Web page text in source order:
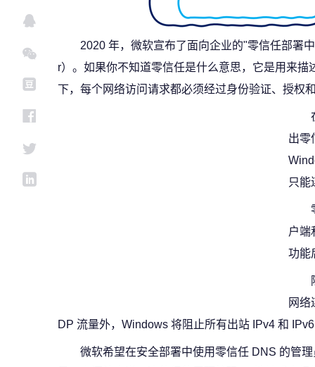
2020 年，微软宣布了面向企业的"零信任部署
r）。如果你不知道零信任是什么意思，它是用来
下，每个网络访问请求都必须经过身份验证、授权
出零
只能
户端
功能
网
DP 流量外，Windows 将阻止所有出站 IPv4 和
微软希望在安全部署中使用零信任 DNS 的管